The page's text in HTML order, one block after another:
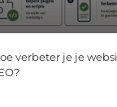
verbeter je je